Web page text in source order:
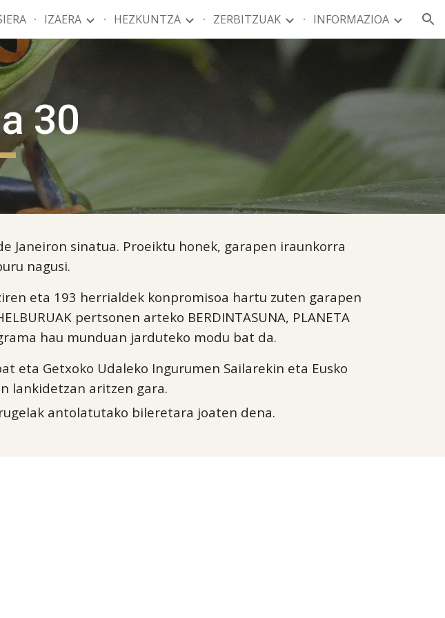
Skip to navigation
IZAERA HEZKUNTZA ZERBITZUAK INFORMAZIOA
30
Janeiron sinatua. Proeiktu honek, garapen iraunkorra
nagusi.
eta 193 herrialdek konpromisoa hartu zuten garapen
pertsonen arteko BERDINTASUNA, PLANETA
hau munduan jarduteko modu bat da.
eta Getxoko Udaleko Ingurumen Sailarekin eta Eusko
lankidetzan aritzen gara.
antolatutako bileretara joaten dena.